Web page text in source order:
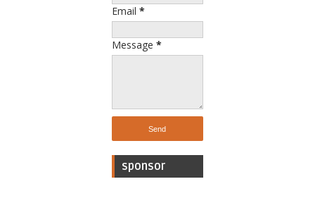
Email *
Message *
sponsor